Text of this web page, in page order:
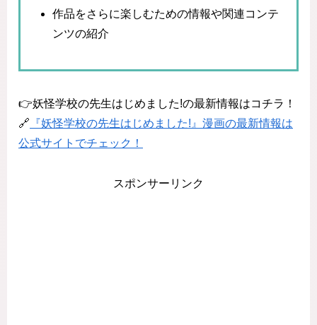
作品をさらに楽しむための情報や関連コンテ
ンツの紹介
👉妖怪学校の先生はじめました!の最新情報はコチラ！
🔗 『妖怪学校の先生はじめました!』漫画の最新情報は
公式サイトでチェック！
スポンサーリンク